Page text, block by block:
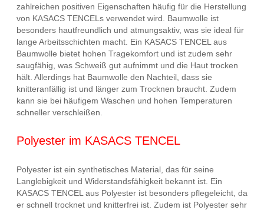
zahlreichen positiven Eigenschaften häufig für die Herstellung
von KASACS TENCELs verwendet wird. Baumwolle ist
besonders hautfreundlich und atmungsaktiv, was sie ideal für
lange Arbeitsschichten macht. Ein KASACS TENCEL aus
Baumwolle bietet hohen Tragekomfort und ist zudem sehr
saugfähig, was Schweiß gut aufnimmt und die Haut trocken
hält. Allerdings hat Baumwolle den Nachteil, dass sie
knitteranfällig ist und länger zum Trocknen braucht. Zudem
kann sie bei häufigem Waschen und hohen Temperaturen
schneller verschleißen.
Polyester im KASACS TENCEL
Polyester ist ein synthetisches Material, das für seine
Langlebigkeit und Widerstandsfähigkeit bekannt ist. Ein
KASACS TENCEL aus Polyester ist besonders pflegeleicht, da
er schnell trocknet und knitterfrei ist. Zudem ist Polyester sehr